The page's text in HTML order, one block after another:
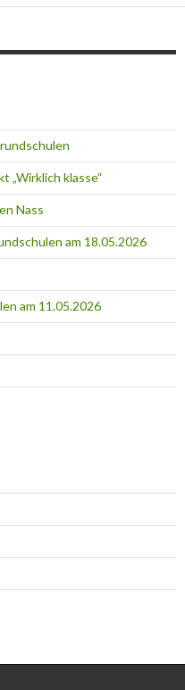
„Wirklich klasse“
Nass
am 18.05.2026
am 11.05.2026